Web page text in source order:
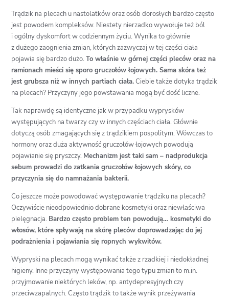
Trądzik na plecach u nastolatków oraz osób dorosłych bardzo często
jest powodem kompleksów. Niestety nierzadko wywołuje też ból
i ogólny dyskomfort w codziennym życiu. Wynika to głównie
z dużego zaognienia zmian, których zazwyczaj w tej części ciała
pojawia się bardzo dużo.To właśnie w górnej części pleców oraz na
ramionach mieści się sporo gruczołów łojowych. Sama skóra też
jest grubsza niż w innych partiach ciała.Ciebie także dotyka trądzik
na plecach? Przyczyny jego powstawania mogą być dość liczne.
Tak naprawdę są identyczne jak w przypadku wyprysków
występujących na twarzy czy w innych częściach ciała. Głównie
dotyczą osób zmagających się z trądzikiem pospolitym. Wówczas to
hormony oraz duża aktywność gruczołów łojowych powodują
pojawianie się pryszczy. Mechanizm jest taki sam – nadprodukcja
sebum prowadzi do zatkania gruczołów łojowych skóry, co
przyczynia się do namnażania bakterii.
Co jeszcze może powodować występowanie trądziku na plecach?
Oczywiście nieodpowiednio dobrane kosmetyki oraz niewłaściwa
pielęgnacja. Bardzo często problem ten powodują… kosmetyki do
włosów, które spływają na skórę pleców doprowadzając do jej
podrażnienia i pojawiania się ropnych wykwitów.
Wypryski na plecach mogą wynikać także z rzadkiej i niedokładnej
higieny. Inne przyczyny występowania tego typu zmian to m.in.
przyjmowanie niektórych leków, np. antydepresyjnych czy
przeciwzapalnych. Często trądzik to także wynik przeżywania